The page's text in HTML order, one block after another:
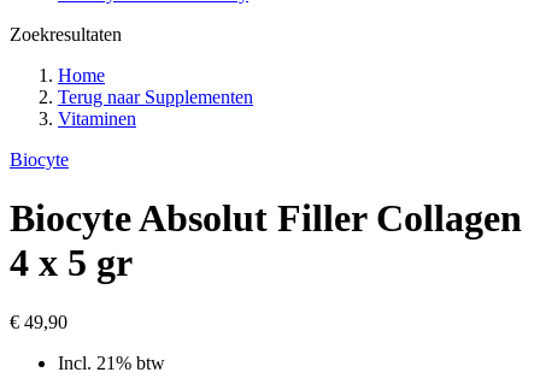
Zoekresultaten
Home
Terug naar Supplementen
Vitaminen
Biocyte
Biocyte Absolut Filler Collagen
4 x 5 gr
€ 49,90
Incl. 21% btw